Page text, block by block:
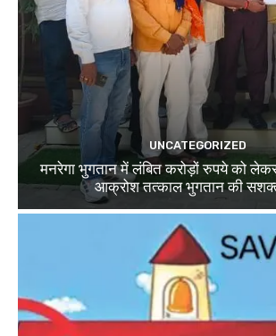
UNCATEGORIZED
मनरेगा भुगतान में लंबित करोड़ों रुपये को लेकर
आक्रोश तत्काल भुगतान की